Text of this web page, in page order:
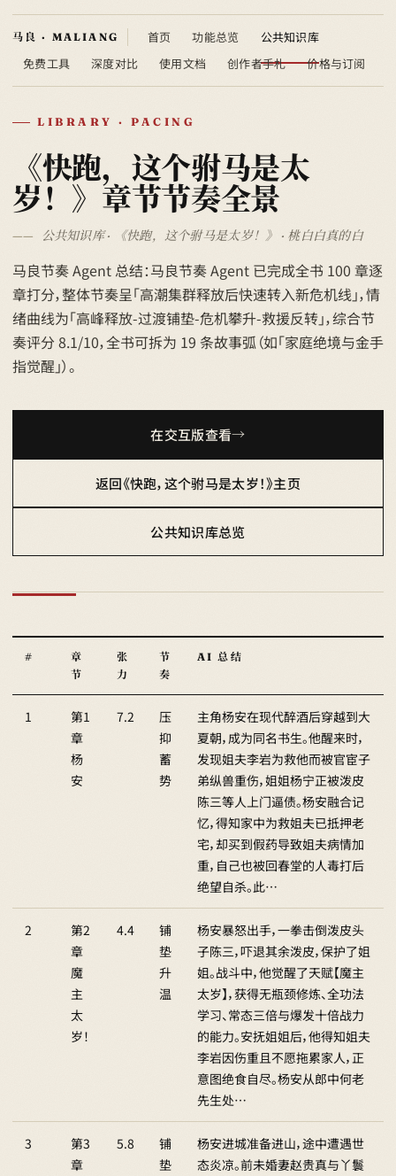
首页 功能总览
公共知识库
免费工具
深度对比 使用文档 创作者手札 价格与订阅
LIBRARY · PACING
《快跑，这个驸马是太
岁！》章节节奏全景
公共知识库 · 《快跑，这个驸马是太岁！》 · 桃白白真的白
马良节奏 Agent 总结：马良节奏 Agent 已完成全书 100 章逐
章打分，整体节奏呈「高潮集群释放后快速转入新危机线」，情
绪曲线为「高峰释放-过渡铺垫-危机攀升-救援反转」，综合节
奏评分 8.1/10，全书可拆为 19 条故事弧（如「家庭绝境与金手
指觉醒」）。
在交互版查看
返回《快跑，这个驸马是太岁！》主页
公共知识库总览
#
章
节
张
力
节
奏
AI 总结
1
第1
章
杨
安
7.2
压
抑
蓄
势
主角杨安在现代醉酒后穿越到大
夏朝，成为同名书生。他醒来时，
发现姐夫李岩为救他而被官宦子
弟纵兽重伤，姐姐杨宁正被泼皮
陈三等人上门逼债。杨安融合记
忆，得知家中为救姐夫已抵押老
宅，却买到假药导致姐夫病情加
重，自己也被回春堂的人毒打后
绝望自杀。此…
2
第2
章
魔
主
太
岁！
4.4
铺
垫
升
温
杨安暴怒出手，一拳击倒泼皮头
子陈三，吓退其余泼皮，保护了姐
姐。战斗中，他觉醒了天赋【魔主
太岁】，获得无瓶颈修炼、全功法
学习、常态三倍与爆发十倍战力
的能力。安抚姐姐后，他得知姐夫
李岩因伤重且不愿拖累家人，正
意图绝食自尽。杨安从郎中何老
先生处…
3
第3
章
5.8
铺
垫
杨安进城准备进山，途中遭遇世
态炎凉。前未婚妻赵贵真与丫鬟